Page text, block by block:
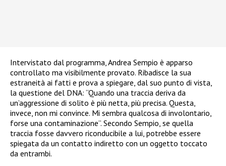
Intervistato dal programma, Andrea Sempio è apparso
controllato ma visibilmente provato. Ribadisce la sua
estraneità ai fatti e prova a spiegare, dal suo punto di vista,
la questione del DNA: “Quando una traccia deriva da
un’aggressione di solito è più netta, più precisa. Questa,
invece, non mi convince. Mi sembra qualcosa di involontario,
forse una contaminazione”. Secondo Sempio, se quella
traccia fosse davvero riconducibile a lui, potrebbe essere
spiegata da un contatto indiretto con un oggetto toccato
da entrambi.